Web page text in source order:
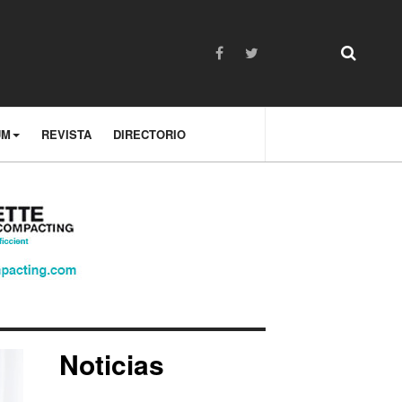
REVISTA DIRECTORIO
Noticias